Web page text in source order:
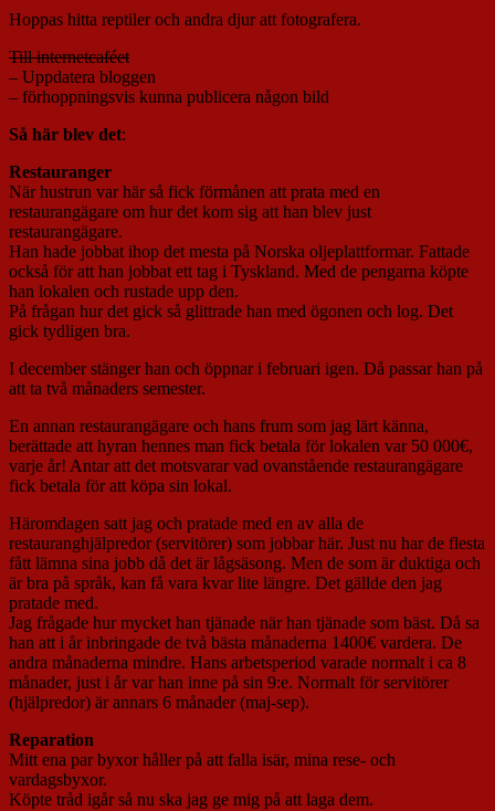
Hoppas hitta reptiler och andra djur att fotografera.
Till internetcaféet
– Uppdatera bloggen
– förhoppningsvis kunna publicera någon bild
Så här blev det:
Restauranger
När hustrun var här så fick förmånen att prata med en
restaurangägare om hur det kom sig att han blev just
restaurangägare.
Han hade jobbat ihop det mesta på Norska oljeplattformar. Fattade
också för att han jobbat ett tag i Tyskland. Med de pengarna köpte
han lokalen och rustade upp den.
På frågan hur det gick så glittrade han med ögonen och log. Det
gick tydligen bra.
I december stänger han och öppnar i februari igen. Då passar han på
att ta två månaders semester.
En annan restaurangägare och hans frum som jag lärt känna,
berättade att hyran hennes man fick betala för lokalen var 50 000€,
varje år! Antar att det motsvarar vad ovanstående restaurangägare
fick betala för att köpa sin lokal.
Häromdagen satt jag och pratade med en av alla de
restauranghjälpredor (servitörer) som jobbar här. Just nu har de flesta
fått lämna sina jobb då det är lågsäsong. Men de som är duktiga och
är bra på språk, kan få vara kvar lite längre. Det gällde den jag
pratade med.
Jag frågade hur mycket han tjänade när han tjänade som bäst. Då sa
han att i år inbringade de två bästa månaderna 1400€ vardera. De
andra månaderna mindre. Hans arbetsperiod varade normalt i ca 8
månader, just i år var han inne på sin 9:e. Normalt för servitörer
(hjälpredor) är annars 6 månader (maj-sep).
Reparation
Mitt ena par byxor håller på att falla isär, mina rese- och
vardagsbyxor.
Köpte tråd igår så nu ska jag ge mig på att laga dem.